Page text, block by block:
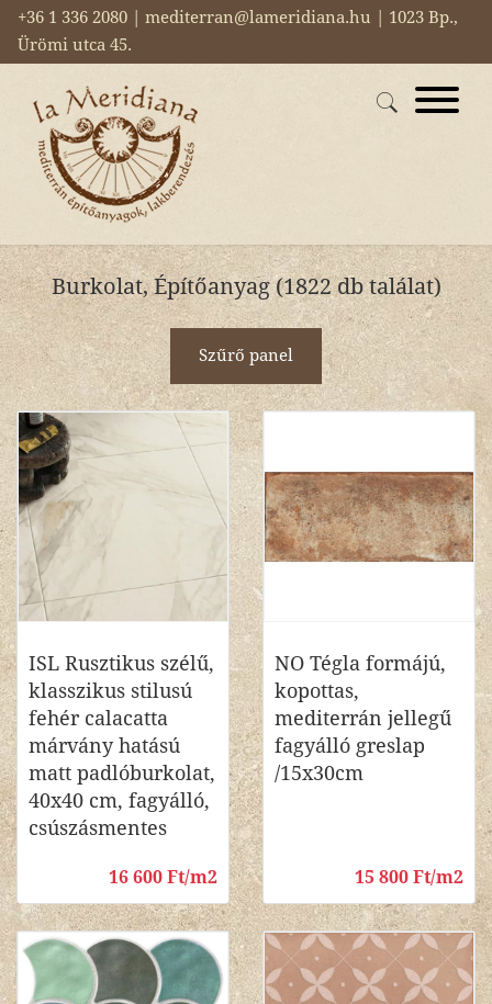
+36 1 336 2080 | mediterran@lameridiana.hu | 1023 Bp.,
Ürömi utca 45.
Burkolat, Építőanyag (1822 db találat)
Szűrő panel
ISL Rusztikus szélű,
klasszikus stilusú
fehér calacatta
márvány hatású
matt padlóburkolat,
40x40 cm, fagyálló,
csúszásmentes
16 600 Ft/m2
NO Tégla formájú,
kopottas,
mediterrán jellegű
fagyálló greslap
/15x30cm
15 800 Ft/m2